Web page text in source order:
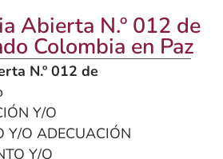
Abierta N.º 012 de
Colombia en Paz
N.º 012 de
Y/O
Y/O ADECUACIÓN
Y/O